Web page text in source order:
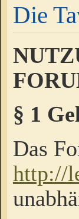
Die
§ 1
Das
http://